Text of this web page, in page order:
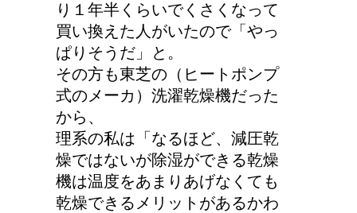
り１年半くらいでくさくなって
買い換えた人がいたので「やっ
ぱりそうだ」と。
その方も東芝の（ヒートポンプ
式のメーカ）洗濯乾燥機だった
から、
理系の私は「なるほど、減圧乾
燥ではないが除湿ができる乾燥
機は温度をあまりあげなくても
乾燥できるメリットがあるかわ